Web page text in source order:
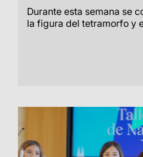
Durante esta semana se
la figura del tetramorfo y